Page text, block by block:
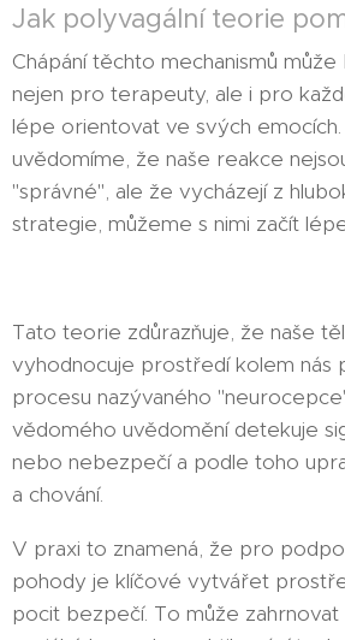
Jak polyvagální teorie
Chápání těchto mechanismů
nejen pro terapeuty, ale i pro
lépe orientovat ve svých emocích.
uvědomíme, že naše reakce
"správné", ale že vycházejí z
strategie, můžeme s nimi začít
Tato teorie zdůrazňuje, že naše
vyhodnocuje prostředí kolem nás
procesu nazývaného
vědomého uvědomění detekuje
nebo nebezpečí a podle toho
a chování.
V praxi to znamená, že pro
pohody je klíčové vytvářet
pocit bezpečí. To může